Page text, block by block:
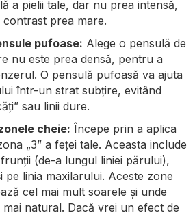
a pielii tale, dar nu prea intensă,
prea mare.
pufoase: Alege o pensulă de
nu este prea densă, pentru a
O pensulă pufoasă va ajuta
într-un strat subțire, evitând
sau linii dure.
cheie: Începe prin a aplica
„3” a feței tale. Aceasta include
(de-a lungul liniei părului),
pe linia maxilarului. Aceste zone
cel mai mult soarele și unde
natural. Dacă vrei un efect de